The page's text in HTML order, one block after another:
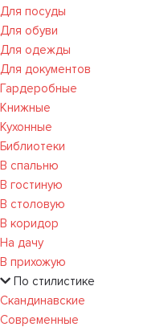
Для посуды
Для обуви
Для одежды
Для документов
Гардеробные
Книжные
Кухонные
Библиотеки
В спальню
В гостиную
В столовую
В коридор
На дачу
В прихожую
По стилистике
Скандинавские
Современные